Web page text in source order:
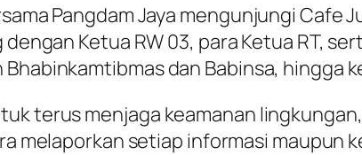
Pangdam Jaya mengunjungi Cafe
Ketua RW 03, para Ketua RT,
dan Babinsa, hingga
terus menjaga keamanan
melaporkan setiap informasi maupun